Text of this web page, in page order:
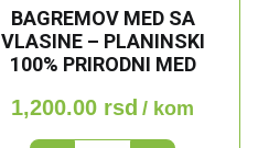
BAGREMOV MED SA
VLASINE – PLANINSKI
100% PRIRODNI MED
1,200.00 rsd / kom